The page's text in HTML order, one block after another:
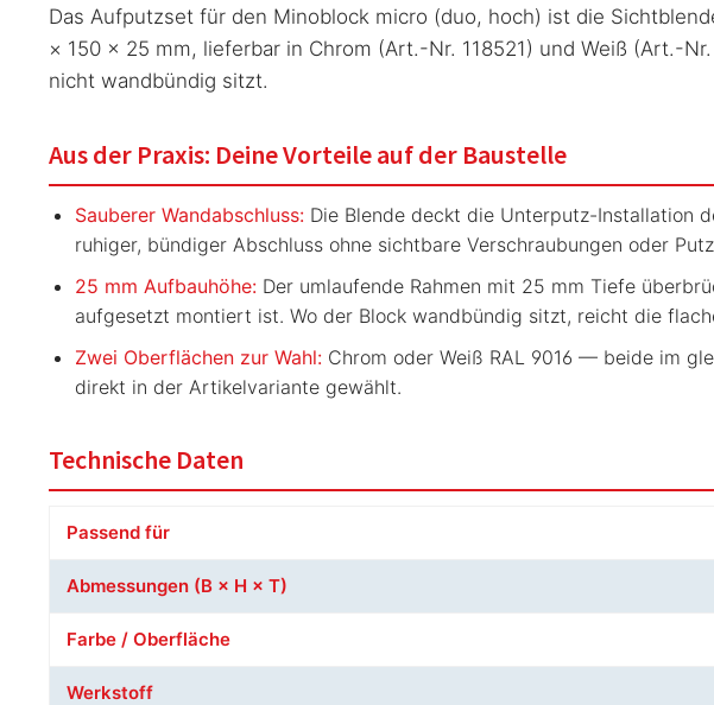
Das Aufputzset für den Minoblock micro (duo, hoch) ist die
× 150 × 25 mm, lieferbar in Chrom (Art.-Nr. 118521) und Weiß (Art.-
nicht wandbündig sitzt.
Aus der Praxis: Deine Vorteile auf der Baustelle
Sauberer Wandabschluss: Die Blende deckt die Unterputz-Installation
ruhiger, bündiger Abschluss ohne sichtbare Verschraubungen oder
25 mm Aufbauhöhe: Der umlaufende Rahmen mit 25 mm Tiefe
aufgesetzt montiert ist. Wo der Block wandbündig sitzt, reicht die
Zwei Oberflächen zur Wahl: Chrom oder Weiß RAL 9016 — beide im
direkt in der Artikelvariante gewählt.
Technische Daten
Passend für
Abmessungen (B × H × T)
Farbe / Oberfläche
Werkstoff